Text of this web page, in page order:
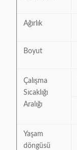
Ağırlık
Boyut
Çalışma
Sıcaklığı
Aralığı
Yaşam
döngüsü